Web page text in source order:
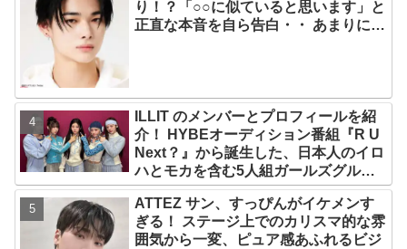
り！？「○○に似ていると思います」と
正直な本音を自ら告白・・ あまりにも
ILLIT のメンバーとプロフィールを紹
介！ HYBEオーディション番組『R U
Next？』から誕生した、日本人のイロ
ハとモカを含む5人組ガールズグルー
プ！ デビュー曲「Magnetic」がいき
なりの大ヒット
ATTEZ サン、すっぴんがイケメンす
ぎる！ ステージ上でのカリスマ的な雰
囲気から一変、ピュア感あふれるビジ